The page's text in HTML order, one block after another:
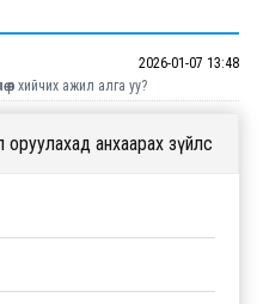
2026-01-07 13:48
хийчих ажил алга уу?
анхаарах зүйлс